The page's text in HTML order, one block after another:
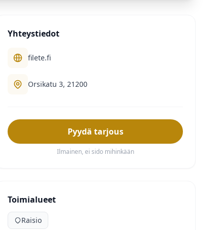
Yhteystiedot
filete.fi
Orsikatu 3, 21200
Pyydä tarjous
Ilmainen, ei sido mihinkään
Toimialueet
Raisio